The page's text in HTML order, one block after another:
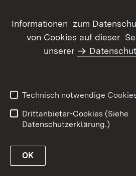
Datenschutz
Informationen zum
von Cookies auf dieser
unserer
Technisch notwendige
Drittanbieter-Cookies (Siehe
Datenschutzerklärung.)
OK